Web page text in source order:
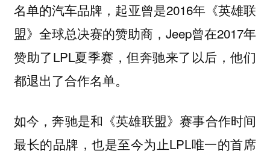
名单的汽车品牌，起亚曾是2016年《英雄联
盟》全球总决赛的赞助商，Jeep曾在2017年
赞助了LPL夏季赛，但奔驰来了以后，他们
都退出了合作名单。
如今，奔驰是和《英雄联盟》赛事合作时间
最长的品牌，也是至今为止LPL唯一的首席